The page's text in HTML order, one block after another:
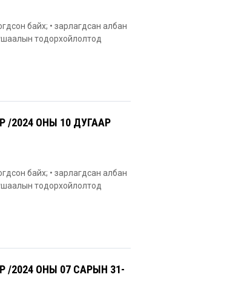
байх; • зарлагдсан албан
тодорхойлолтод
2024 ОНЫ 10 ДУГААР
байх; • зарлагдсан албан
тодорхойлолтод
2024 ОНЫ 07 САРЫН 31-